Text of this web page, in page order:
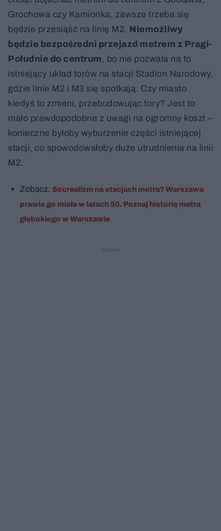
Grochowa czy Kamionka, zawsze trzeba się
będzie przesiąść na linię M2. Niemożliwy
będzie bezpośredni przejazd metrem z Pragi-
Południe do centrum , bo nie pozwala na to
istniejący układ torów na stacji Stadion Narodowy,
gdzie linie M2 i M3 się spotkają. Czy miasto
kiedyś to zmieni, przebudowując tory? Jest to
mało prawdopodobne z uwagi na ogromny koszt –
konieczne byłoby wyburzenie części istniejącej
stacji, co spowodowałoby duże utrudnienia na linii
M2.
Zobacz: Socrealizm na stacjach metra? Warszawa
prawie go miała w latach 50. Poznaj historię metra
głębokiego w Warszawie